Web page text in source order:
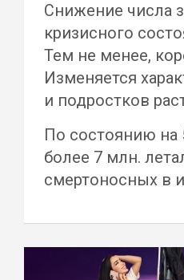
Снижение числа
кризисного
Тем не менее,
Изменяется
и подростков
По состоянию на
более 7 млн.
смертоносных в
Навигация